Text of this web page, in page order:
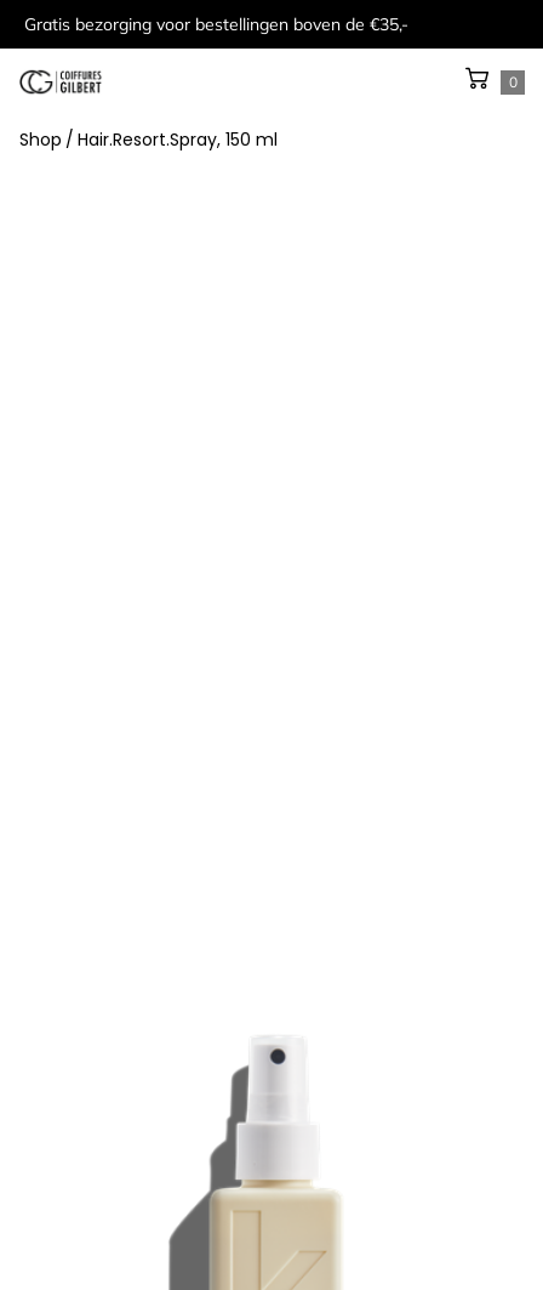
Gratis bezorging voor bestellingen boven de €35,-
0
Shop / Hair.Resort.Spray, 150 ml